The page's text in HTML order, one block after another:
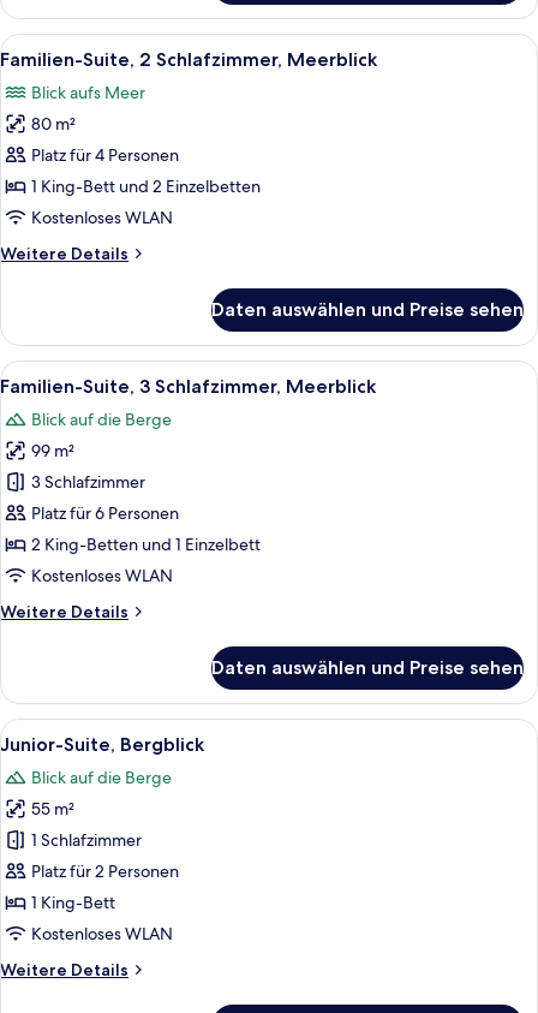
Suite,
Meerblick
Alle
Fotos
für
Familien-
Suite,
2 Schlafzimmer,
Meerblick
Ein modernes Wohnzimmer mit
3
Familien-Suite, 2 Schlafzimmer, Meerblick
Blick aufs Meer
80 m²
Platz für 4 Personen
1 King-Bett und 2 Einzelbetten
Kostenloses WLAN
Weitere Details
Weitere
Suite,
2 Schlafzimmer,
Meerblick
Daten auswählen und Preise sehen
Alle
Fotos
für
Familien-
Suite,
3 Schlafzimmer,
Meerblick
anzeigen
Ein modernes Wohnzimmer mit
3
Familien-Suite, 3 Schlafzimmer, Meerblick
Blick auf die Berge
99 m²
3 Schlafzimmer
Platz für 6 Personen
2 King-Betten und 1 Einzelbett
Kostenloses WLAN
Weitere Details
Weitere
Suite,
3 Schlafzimmer,
Meerblick
Daten auswählen und Preise sehen
Alle
Fotos
für
Junior-
Suite,
Bergblick
anzeigen
Ein Hotelzimmer mit violettem
2
Junior-Suite, Bergblick
Blick auf die Berge
55 m²
1 Schlafzimmer
Platz für 2 Personen
1 King-Bett
Kostenloses WLAN
Weitere Details
Weitere